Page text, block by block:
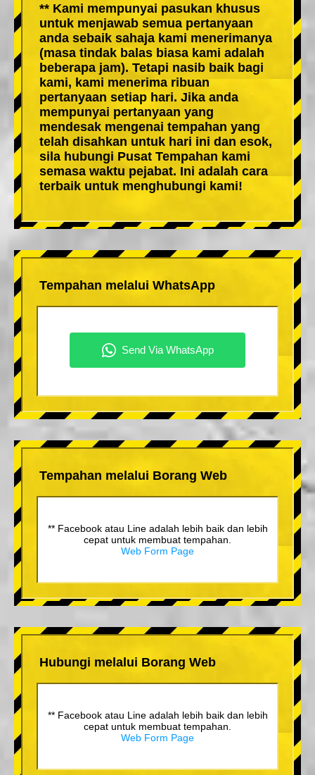
** Kami mempunyai pasukan khusus
untuk menjawab semua pertanyaan
anda sebaik sahaja kami menerimanya
(masa tindak balas biasa kami adalah
beberapa jam). Tetapi nasib baik bagi
kami, kami menerima ribuan
pertanyaan setiap hari. Jika anda
mempunyai pertanyaan yang
mendesak mengenai tempahan yang
telah disahkan untuk hari ini dan esok,
sila hubungi Pusat Tempahan kami
semasa waktu pejabat. Ini adalah cara
terbaik untuk menghubungi kami!
Tempahan melalui WhatsApp
Tempahan melalui Borang Web
** Facebook atau Line adalah lebih baik dan lebih
cepat untuk membuat tempahan.
Web Form Page
Hubungi melalui Borang Web
** Facebook atau Line adalah lebih baik dan lebih
cepat untuk membuat tempahan.
Web Form Page